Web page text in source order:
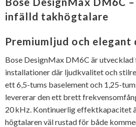
infälld takhögtalare
Premiumljud och elegant
Bose DesignMax DM6C är
installationer där ljudkvalitet och
ett 6,5-tums baselement och 1,25-
levererar den ett brett
20 kHz. Kontinuerlig effektkapacitet
högtalaren väl rustad för både